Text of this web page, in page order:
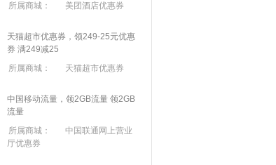
所属商城：
美团酒店优惠券
天猫超市优惠券，领249-25元优惠
券 满249减25
所属商城：
天猫超市优惠券
中国移动流量，领2GB流量 领2GB
流量
所属商城：
中国联通网上营业
厅优惠券